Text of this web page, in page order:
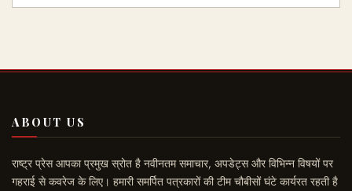
ABOUT US
राष्ट्र प्रेस आपका प्रमुख स्रोत है नवीनतम समाचार, अपडेट्स और विभिन्न विषयों पर
गहराई से कवरेज के लिए। हमारी समर्पित पत्रकारों की टीम चौबीसों घंटे कार्यरत रहती है